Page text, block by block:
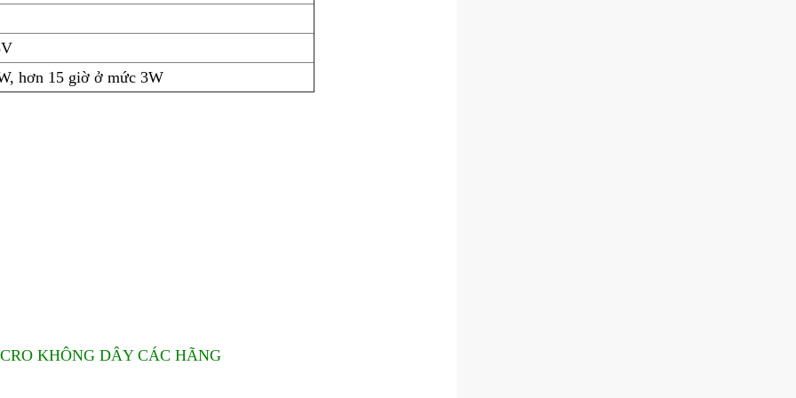
hơn 15 giờ ở mức 3W
KHÔNG DÂY CÁC HÃNG